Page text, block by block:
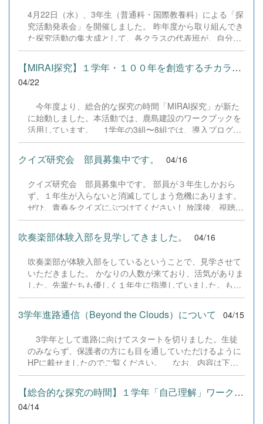
ところなく伝えてくれました。ほとんどの生徒が原稿を見
ずに顔を上げて堂々と話し、3年間で培った高いスピーチ
力を存分に発揮してくれました。 グループ交流では、1〜3
らも懸命に伝える1年生を、2・3年生が巧みな英語でリー
ドする姿は実に...
室に飾る花のいけ込み 今は５月の札幌花展に向けて、お稽
古をしています。４月２２日(水)の作品です。 &nbsp;
&nbsp; 実は今、部員が少なく、このままでは廃部の可能性
があります。でも、少人数だからこそ、一人一人が主役に
なれる部活です。５月の活動日は、１３日(水)と２２日(金)
です。花が好きな方、少しでも興味を持った方、ぜひ被服
4月22日（水）、3年生（普通科・国際教養科）による「探
究活動発表会」を開催しました。 昨年度から取り組んでき
た探究活動の集大成として、各クラスの代表班が、自分た
ちの視点で地域や社会の課題を見つめ、解決策を模索して
きた成果を堂々と披露してくれました。 今年度は新たに
BSC（ビジネス・スタディ・クラブ）による発表も加わ
り、例年以上に多角的な視点を持つ場となりました。参観
きな刺激を受けた様子で、これから本格化する「地域探
究」に向けて決意を新たにしていました。 お忙しい中ご来
校いただいた保護者の皆さま、温かい見守りと応援をあり
がとうございました。
【MIRAI探究】１学年・１００年を創造するチカラ「導入」の実施
04/22
今年度より、総合的な探究の時間「MIRAI探究」が新た
に始動しました。本活動では、鹿島建設のワークブックを
活用しています。 1学年の3組〜8組では、導入プログラ
ムとして『「100年」をキーワードに考えるわたしたちの
社会の変化』を実施しました。このプログラムは、探究活
動において重要となる「過去・現在・未来」の視点を養う
料の視聴やグループワークが行われ、生徒たちが楽しみな
がら探究活動の基礎を学ぶ姿が見られました。
クイズ研究会 部員募集中です。 04/16
クイズ研究会 部員募集中です。 部員が３年生しかおら
ず、１年生が入らないと消滅してしまう危機にあります。
ぜひ、青春をクイズにぶつけてください！ 放課後、視聴覚
室で活動していますので、クイズに興味のある１年生のみ
吹奏楽部体験入部を見学してきました。 04/16
吹奏楽部が体験入部をしているということで、見学させて
いただきました。 かなりの人数が来ており、活気がありま
した。先輩たちも優しく１年生に指導していました。もう
少し人数が欲しいということでしたので、１年生のみなさ
ん体験入部に行ってみてくださいね。
3学年進路通信（Beyond the Clouds）について 04/15
3学年として進路に向けてスタートを切りました。生徒
のみならず、保護者の方にも目を通していただけるように
HPに載せましたのでご覧ください。 なお、内容は下記
の通りとなっています。 R08_3学年進路通信No01.pdf
［主な内容］①進路についての考え方 ②山崎直子さんの母
校東大での講演より ③４，５月の進路の予定 ④模擬試
験・進学講習の意義 ⑤本校の３年間の進路決定状況
【総合的な探究の時間】１学年「自己理解」ワークショップ実施
04/14